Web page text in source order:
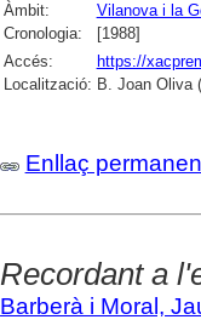
Àmbit:
Vilanova i la
Cronologia:
[1988]
Accés:
https://
Localització: B. Joan Oliva
Enllaç
Recordant a
Barberà i Moral,